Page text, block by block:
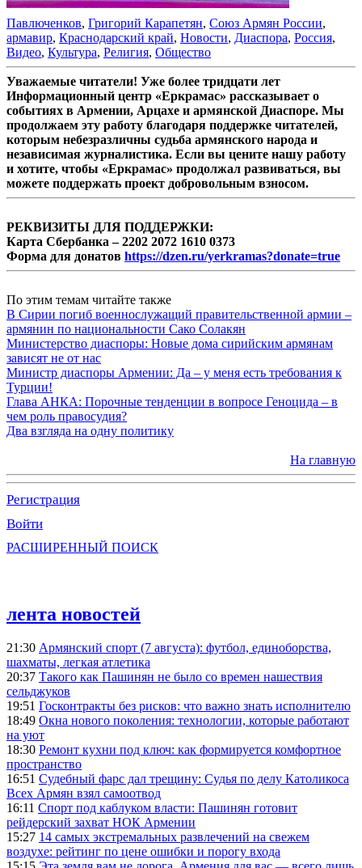
Павлюченков, Григорий Карапетян, Союз Армян России,
армавир, Краснодарский край, Новости, Диаспора, Россия,
Видео, Культура, Религия, Общество
Уважаемые читатели! Уже более тридцати лет
Информационный центр «Еркрамас» рассказывает о
событиях в Армении, Арцахе и армянской Диаспоре. Мы
продолжаем эту работу благодаря поддержке читателей,
которым небезразличны судьба армянского народа и
независимая журналистика. Если вы цените нашу работу
и хотите, чтобы «Еркрамас» продолжал развиваться, вы
можете поддержать проект добровольным взносом.
РЕКВИЗИТЫ ДЛЯ ПОДДЕРЖКИ:
Карта Сбербанка – 2202 2072 1610 0373
Форма для донатов https://dzen.ru/yerkramas?donate=true
По этим темам читайте также
В Сирии погиб военнослужащий правительственной армии –
армянин по национальности Сако Солакян
Министерство диаспоры: Новые дома сирийским армянам
зависят не от нас
Министр диаспоры Армении: Да – у меня есть требования к
Турции!
Глава АНКА: Порочные тенденции в вопросе Геноцида – в
чем роль правосудия?
Два взгляда на одну политику
На главную
Регистрация
Войти
РАСШИРЕННЫЙ ПОИСК
лента новостей
21:30 Армянский спорт (7 августа): футбол, единоборства,
шахматы, легкая атлетика
20:37 Такого как Пашинян не было со времен нашествия
сельджуков
19:51 Госконтракты без рисков: что важно знать исполнителю
18:49 Окна нового поколения: технологии, которые работают
на уют
18:30 Ремонт кухни под ключ: как формируется комфортное
пространство
16:51 Судебный фарс дал трещину: Судья по делу Католикоса
Всех Армян взял самоотвод
16:11 Спорт под каблуком власти: Пашинян готовит
рейдерский захват НОК Армении
15:27 14 самых экстремальных развлечений на свежем
воздухе: рейтинг по цене ошибки и порогу входа